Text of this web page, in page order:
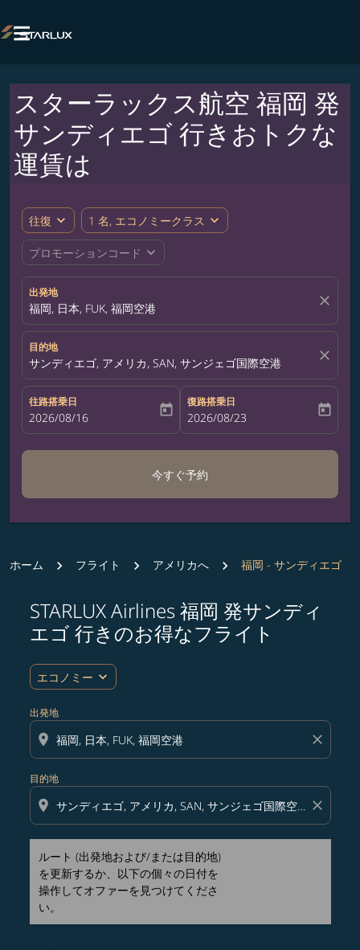

スターラックス航空 福岡 発
サンディエゴ 行きおトクな
運賃は
往復 expand_more 1 名, エコノミークラス expand_more
プロモーションコード expand_more
出発地
福岡, 日本, FUK, 福岡空港 close
目的地
サンディエゴ, アメリカ, SAN, サンジェゴ国際空港 close
往路搭乗日
fc-booking-departure-date-aria-label
2026/08/16 today
復路搭乗日
fc-booking-return-date-aria-label
2026/08/23 today
今すぐ予約
ホーム フライト アメリカへ 福岡 - サンディエゴ
STARLUX Airlines 福岡 発サンディ
エゴ 行きのお得なフライト
エコノミー expand_more
出発地
location_on close
目的地
location_on close
ルート (出発地および/または目的地)
を更新するか、以下の個々の日付を
操作してオファーを見つけてくださ
い。
ルート (出発地および/または目的地) を更新するか、以